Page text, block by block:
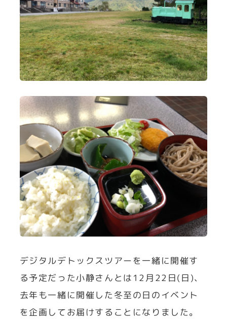
デジタルデトックスツアーを一緒に開催す
る予定だった小静さんとは12月22日(日)、
去年も一緒に開催した冬至の日のイベント
を企画してお届けすることになりました。